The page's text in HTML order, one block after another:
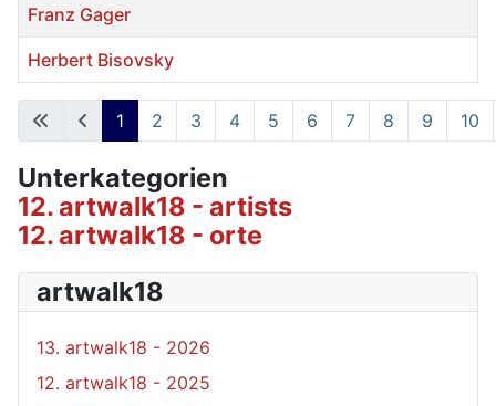
Beiträge
Franz Gager
Herbert Bisovsky
Seite 1 von 10
1 2 3 4 5 6 7 8 9 10
Unterkategorien
12. artwalk18 - artists
12. artwalk18 - orte
artwalk18
13. artwalk18 - 2026
12. artwalk18 - 2025